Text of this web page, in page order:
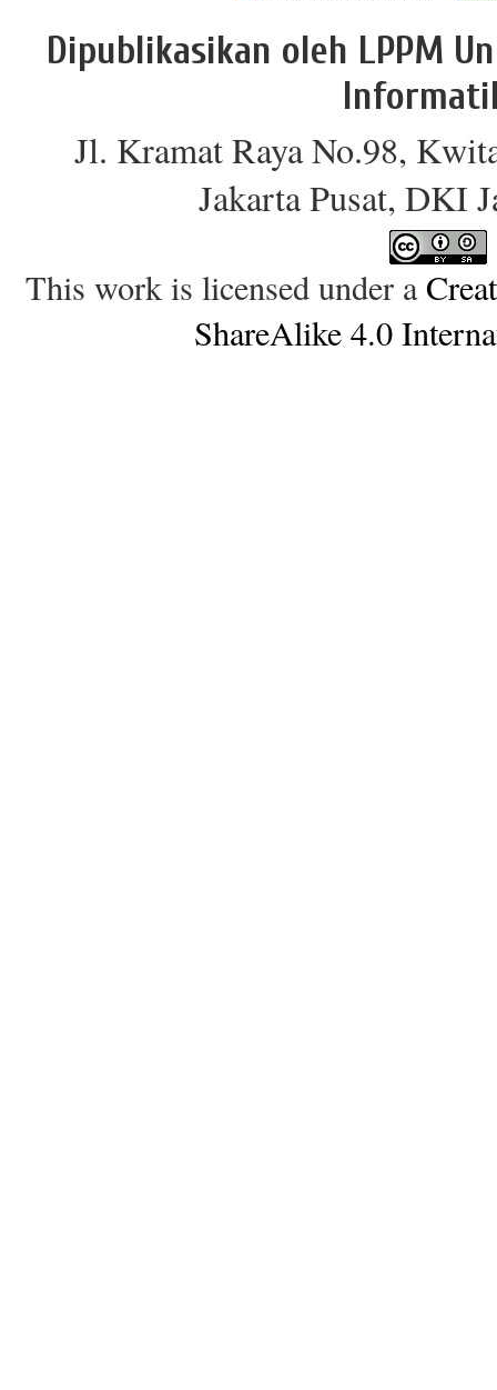
Dipublikasikan oleh LPPM
Jl. Kramat Raya No.98,
Jakarta Pusat, DKI
This work is licensed under a
ShareAlike 4.0